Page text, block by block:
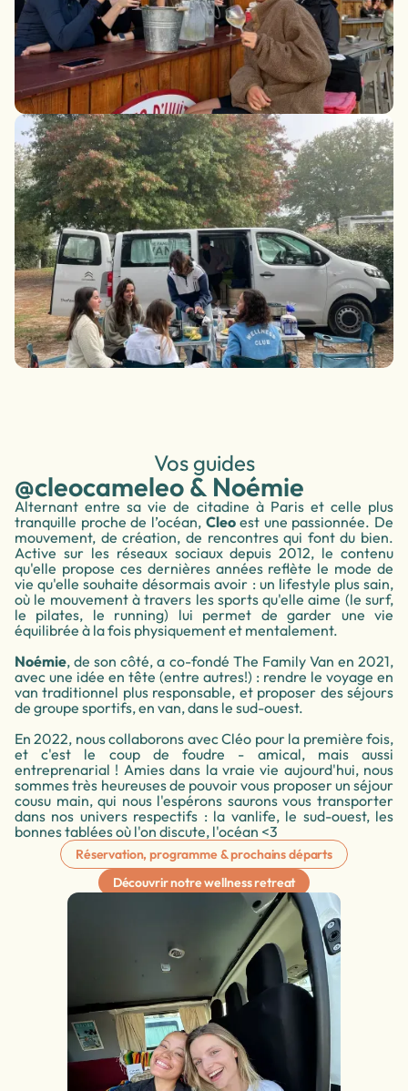
Vos guides
@cleocameleo & Noémie
Alternant entre sa vie de citadine à Paris et celle plus
tranquille proche de l’océan, Cleoest une passionnée. De
mouvement, de création, de rencontres qui font du bien.
Active sur les réseaux sociaux depuis 2012, le contenu
qu'elle propose ces dernières années reflète le mode de
vie qu'elle souhaite désormais avoir : un lifestyle plus sain,
où le mouvement à travers les sports qu'elle aime (le surf,
le pilates, le running) lui permet de garder une vie
équilibrée à la fois physiquement et mentalement.
Noémie, de son côté, a co-fondé The Family Van en 2021,
avec une idée en tête (entre autres!) : rendre le voyage en
van traditionnel plus responsable, et proposer des séjours
de groupe sportifs, en van, dans le sud-ouest.
En 2022, nous collaborons avec Cléo pour la première fois,
et c'est le coup de foudre - amical, mais aussi
entreprenarial ! Amies dans la vraie vie aujourd'hui, nous
sommes très heureuses de pouvoir vous proposer un séjour
cousu main, qui nous l'espérons saurons vous transporter
dans nos univers respectifs : la vanlife, le sud-ouest, les
bonnes tablées où l'on discute, l'océan <3
Réservation, programme & prochains départs
Découvrir notre wellness retreat